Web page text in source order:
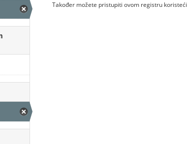
Također možete pristupiti ovom registru koristeći